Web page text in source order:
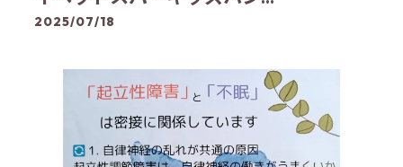
2025/07/18